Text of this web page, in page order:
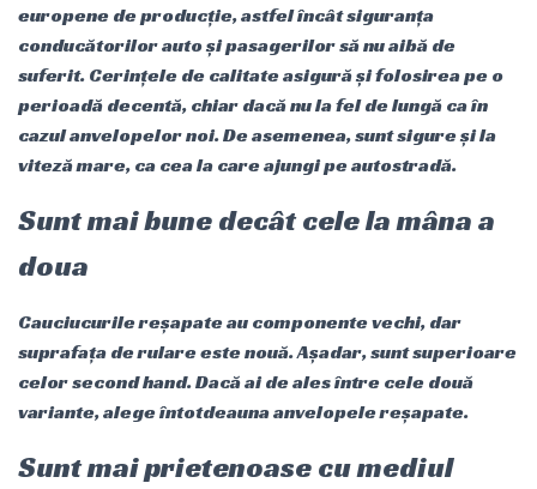
europene de producție, astfel încât siguranța
conducătorilor auto și pasagerilor să nu aibă de
suferit. Cerințele de calitate asigură și folosirea pe o
perioadă decentă, chiar dacă nu la fel de lungă ca în
cazul anvelopelor noi. De asemenea, sunt sigure și la
viteză mare, ca cea la care ajungi pe autostradă.
Sunt mai bune decât cele la mâna a
doua
Cauciucurile reșapate au componente vechi, dar
suprafața de rulare este nouă. Așadar, sunt superioare
celor second hand. Dacă ai de ales între cele două
variante, alege întotdeauna anvelopele reșapate.
Sunt mai prietenoase cu mediul